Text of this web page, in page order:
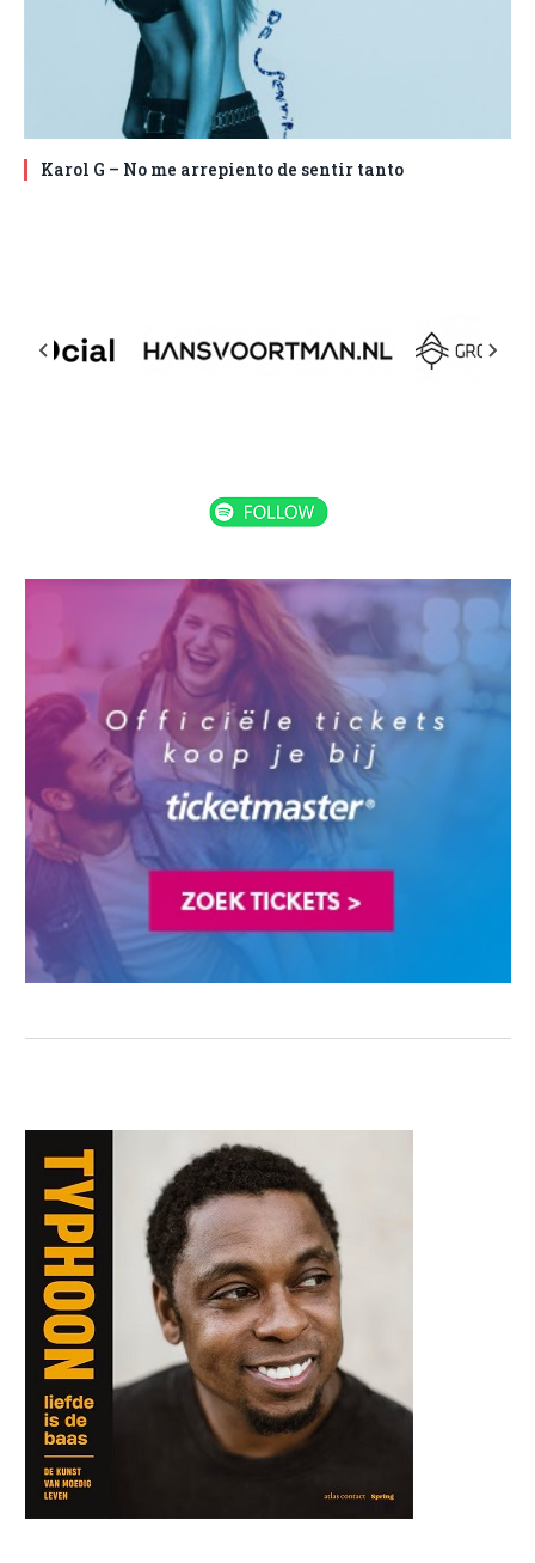
Karol G – No me arrepiento de sentir tanto